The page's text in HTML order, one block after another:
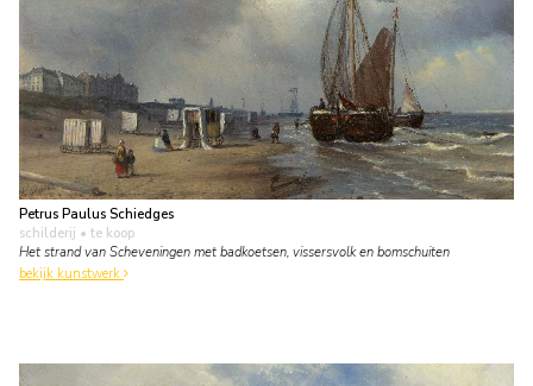
Petrus Paulus Schiedges
schilderij • te koop
Het strand van Scheveningen met badkoetsen, vissersvolk en bomschuiten
bekijk kunstwerk